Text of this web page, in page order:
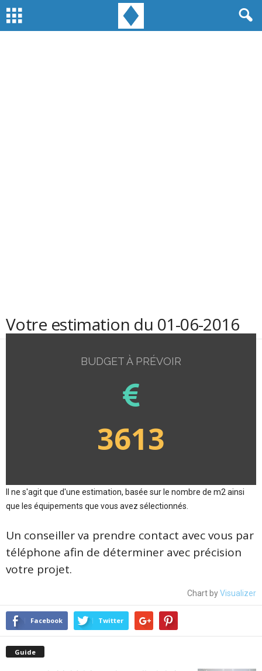
Votre estimation du 01-06-2016
BUDGET À PRÉVOIR
3613
Il ne s'agit que d'une estimation, basée sur le nombre de m2 ainsi
que les équipements que vous avez sélectionnés.
Un conseiller va prendre contact avec vous par
téléphone afin de déterminer avec précision
votre projet.
Chart byVisualizer
Facebook Twitter
Guide